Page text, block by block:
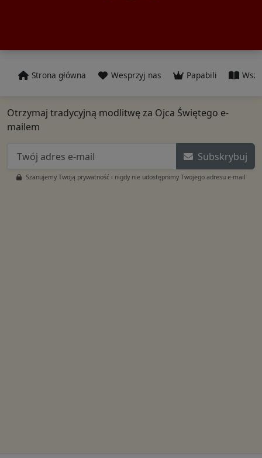
Strona główna Wesprzyj nas Papabili
Otrzymaj tradycyjną modlitwę za Ojca Świętego e-
mailem
Subskrybuj
Szanujemy Twoją prywatność i nigdy nie udostępnimy Twojego adresu e-mail